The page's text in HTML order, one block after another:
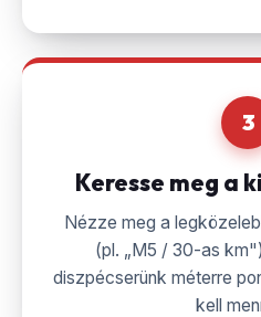
3
Keresse meg a
Nézze meg a
(pl. „M5 / 30-as
diszpécserünk méterre
kell